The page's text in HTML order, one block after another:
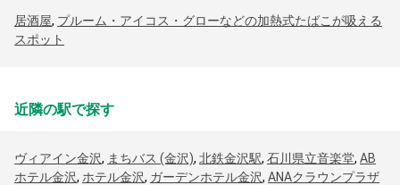
居酒屋, プルーム・アイコス・グローなどの加熱式たばこが吸える
スポット
近隣の駅で探す
ヴィアイン金沢, まちバス (金沢), 北鉄金沢駅, 石川県立音楽堂, AB
ホテル金沢, ホテル金沢, ガーデンホテル金沢, ANAクラウンプラザ